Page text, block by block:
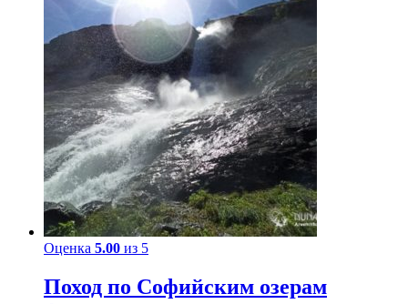
Оценка 5.00 из 5
Поход по Софийским озерам